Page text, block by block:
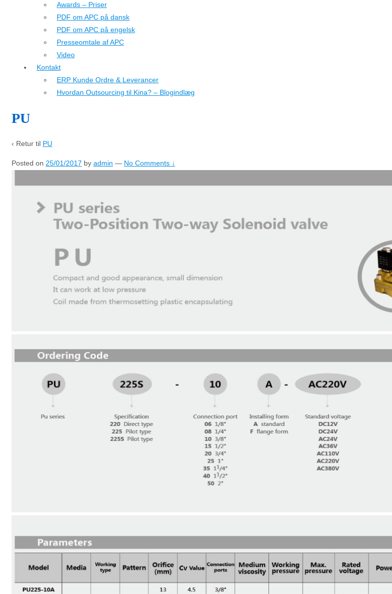
Awards – Priser
PDF om APC på dansk
PDF om APC på engelsk
Presseomtale af APC
Video
Kontakt
ERP Kunde Ordre & Leverancer
Hvordan Outsourcing til Kina? – Blogindlæg
PU
‹ Retur til PU
Posted on 25/01/2017 by admin — No Comments ↓